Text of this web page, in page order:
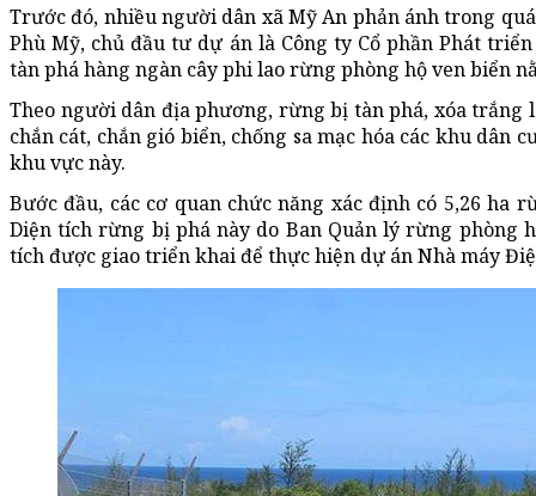
Trước đó, nhiều người dân xã Mỹ An phản ánh trong
Phù Mỹ, chủ đầu tư dự án là Công ty Cổ phần Phát
tàn phá hàng ngàn cây phi lao rừng phòng hộ ven biển
Theo người dân địa phương, rừng bị tàn phá, xóa trắng
chắn cát, chắn gió biển, chống sa mạc hóa các khu dân
khu vực này.
Bước đầu, các cơ quan chức năng xác định có 5,26 ha
Diện tích rừng bị phá này do Ban Quản lý rừng phòng
tích được giao triển khai để thực hiện dự án Nhà máy